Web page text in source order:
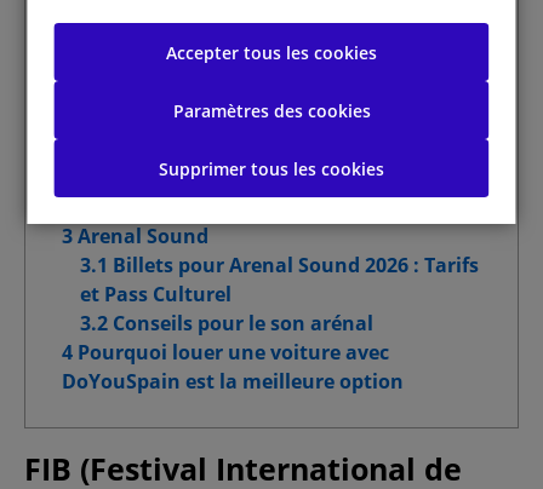
1.1 Billets et tarifs du FIB 2026
Benicàssim
2.1 Billets pour Rototom 2026
3 Arenal Sound
3.1 Billets pour Arenal Sound 2026 : Tarifs
et Pass Culturel
3.2 Conseils pour le son arénal
4 Pourquoi louer une voiture avec
DoYouSpain est la meilleure option
FIB (Festival International de
Paramètres des cookies
Supprimer tous les cookies
Accepter tous les cookies
Tout autoriser
Gérer les préférences de consentement
Cookies strictement nécessaires Toujours actif
Cookies de performance
Cookies de fonctionnalité
Cookies pour une publicité ciblée